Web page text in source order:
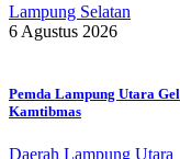
Lampung Selatan
6 Agustus 2026
Pemda Lampung Utara
Kamtibmas
Daerah Lampung Utara